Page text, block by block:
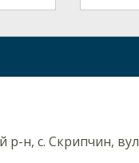
р-н, с. Скрипчин,